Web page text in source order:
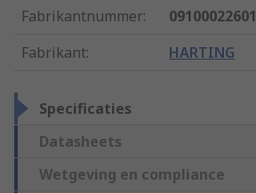
Fabrikantnummer:
09100022601
Fabrikant: HARTING
Specificaties
Datasheets
Wetgeving en compliance